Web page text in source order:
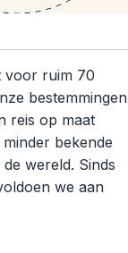
voor ruim 70
bestemmingen
reis op maat
bekende
wereld. Sinds
we aan